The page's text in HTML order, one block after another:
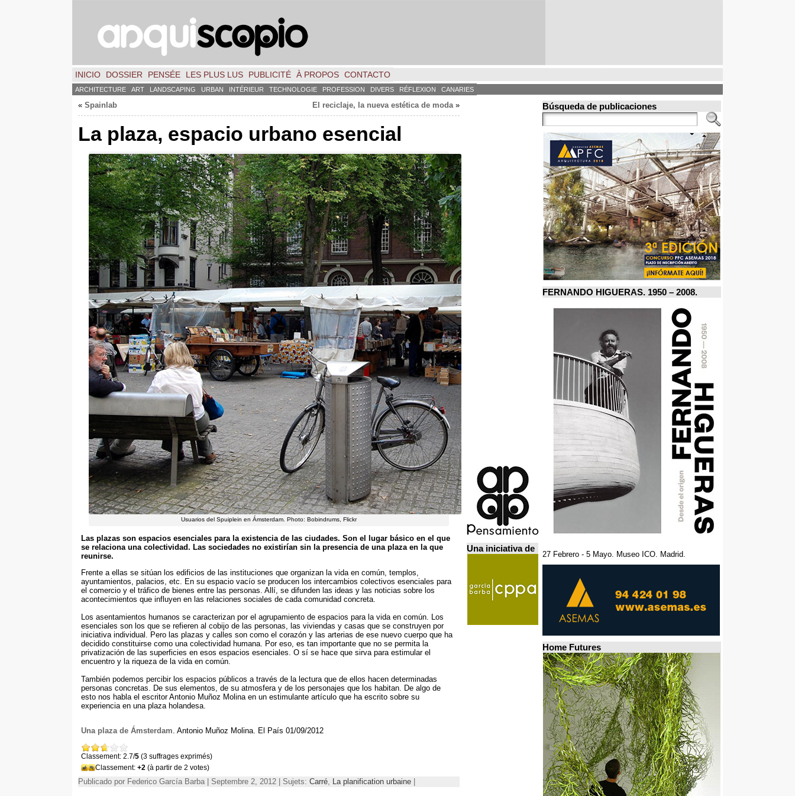
INICIO DOSSIER PENSÉE LES PLUS LUS PUBLICITÉ À PROPOS CONTACTO
ARCHITECTURE ART LANDSCAPING URBAN INTÉRIEUR TECHNOLOGIE PROFESSION DIVERS RÉFLEXION CANARIES
« Spainlab El reciclaje, la nueva estética de moda»
La plaza, espacio urbano esencial
Usuarios del Spuiplein en Ámsterdam . Photo: Bobindrums , Flickr
Las plazas son espacios esenciales para la existencia de las ciudades. Son el lugar básico en el que
se relaciona una colectividad. Las sociedades no existirían sin la presencia de una plaza en la que
reunirse.
Frente a ellas se sitúan los edificios de las instituciones que organizan la vida en común templos
ayuntamientos palacios , etc. En su espacio vacío se producen los intercambios colectivos esenciales para
el comercio y el tráfico de bienes entre las personas . Allí, se difunden las ideas y las noticias sobre los
acontecimientos que influyen en las relaciones sociales de cada comunidad concreta
Los asentamientos humanos se caracterizan por el agrupamiento de espacios para la vida en común Los
esenciales son los que se refieren al cobijo de las personas las viviendas y casas que se construyen por
iniciativa individual
Pero las plazas y calles son como el corazón y las arterias de ese nuevo cuerpo que ha
decidido constituirse como una colectividad humana Por eso es tan importante que no se permita la
privatización de las superficies en esos espacios esenciales O sí se hace que sirva para estimular el
encuentro y la riqueza de la vida en común
También podemos percibir los espacios públicos a través de la lectura que de ellos hacen determinadas
personas concretas
De sus elementos de su atmosfera y de los personajes que los habitan De algo de
esto nos habla el escritor Antonio Muñoz Molina en un estimulante artículo que ha escrito sobre su
experiencia en una plaza holandesa
Una plaza de Ámsterdam. Antonio Muñoz Molina. El País 01/09/2012
Classement: 2.7/5 (3 suffrages exprimés)
Classement: +2 (à partir de 2 votes)
Publicado por Federico García Barba | Septembre 2, 2012 | Sujets: Carré, La planification urbaine
Una iniciativa de
Búsqueda de publicaciones
FERNANDO HIGUERAS. 1950 – 2008.
27 Febrero - 5 Mayo. Museo ICO. Madrid.
Home Futures